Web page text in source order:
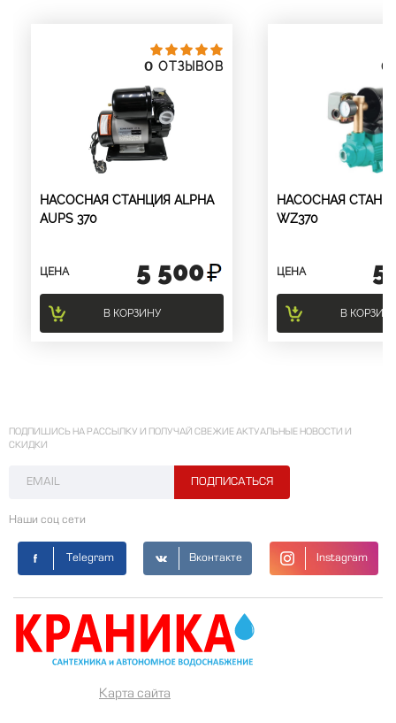
0 ОТЗЫВОВ
НАСОСНАЯ СТАНЦИЯ ALPHA
AUPS 370
ЦЕНА 5 500
В КОРЗИНУ
0
НАСОСНАЯ
WZ370
ЦЕНА 5
В
ПОДПИШИСЬ НА РАССЫЛКУ И ПОЛУЧАЙ СВЕЖИЕ АКТУАЛЬНЫЕ НОВОСТИ И
СКИДКИ
Наши соц сети
Telegram Вконтакте Instagram
Карта сайта